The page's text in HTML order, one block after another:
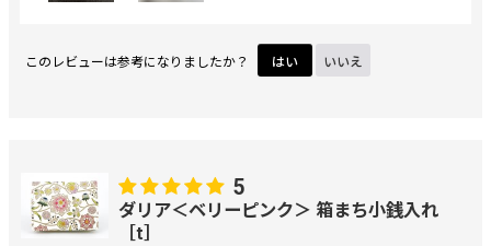
このレビューは参考になりましたか？ はい いいえ
5
ダリア＜ベリーピンク＞ 箱まち小銭入れ
［t］